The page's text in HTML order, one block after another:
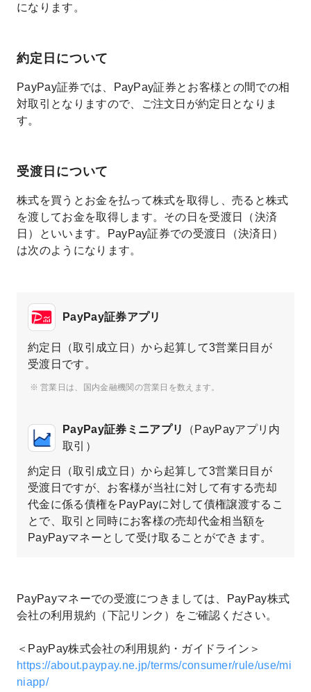
になります。
約定日について
PayPay証券では、PayPay証券とお客様との間での相
対取引となりますので、ご注文日が約定日となりま
す。
受渡日について
株式を買うとお金を払って株式を取得し、売ると株式
を渡してお金を取得します。その日を受渡日（決済
日）といいます。PayPay証券での受渡日（決済日）
は次のようになります。
PayPay証券アプリ
約定日（取引成立日）から起算して3営業日目が
受渡日です。
営業日は、国内金融機関の営業日を数えます。
PayPay証券ミニアプリ
（PayPayアプリ内
取引）
約定日（取引成立日）から起算して3営業日目が
受渡日ですが、お客様が当社に対して有する売却
代金に係る債権をPayPayに対して債権譲渡するこ
とで、取引と同時にお客様の売却代金相当額を
PayPayマネーとして受け取ることができます。
PayPayマネーでの受渡につきましては、PayPay株式
会社の利用規約（下記リンク）をご確認ください。
＜PayPay株式会社の利用規約・ガイドライン＞
https://about.paypay.ne.jp/terms/consumer/rule/use/mi
niapp/